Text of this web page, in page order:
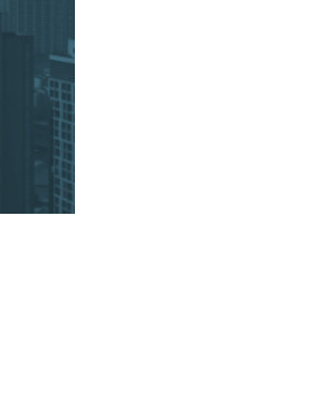
הרמת מסך בעלי שליטה לגביית חובות
בקשות להבהרות ולשינוי תנאי סף של